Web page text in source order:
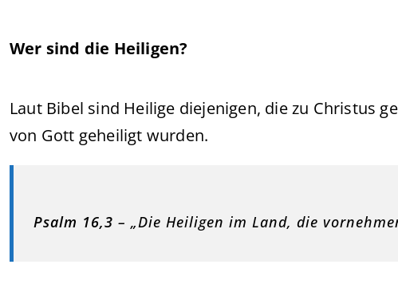
Wer sind die Heiligen?
Laut Bibel sind Heilige diejenigen, die zu Christus
von Gott geheiligt wurden.
Psalm 16,3 – „Die Heiligen im Land, die